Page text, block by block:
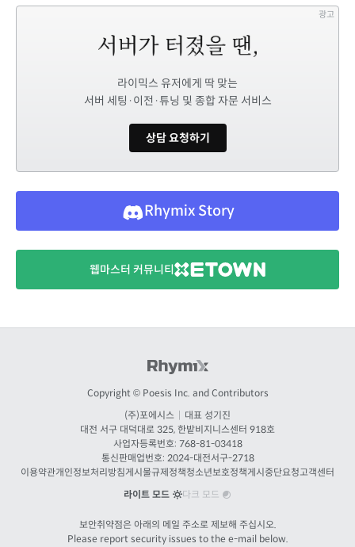
광고
라이믹스 유저에게 딱 맞는
서버 세팅·이전·튜닝 및 종합 자문 서비스
상담 요청하기
Rhymix Story
웹마스터 커뮤니티
Copyright © Poesis Inc. and Contributors
(주)포에시스
대표 성기진
대전 서구 대덕대로 325, 한밭비지니스센터 918호
사업자등록번호: 768-81-03418
통신판매업번호: 2024-대전서구-2718
이용약관개인정보처리방침게시물규제정책청소년보호정책게시중단요청고객센터
라이트 모드
다크 모드
보안취약점은 아래의 메일 주소로 제보해 주십시오.
Please report security issues to the e-mail below.